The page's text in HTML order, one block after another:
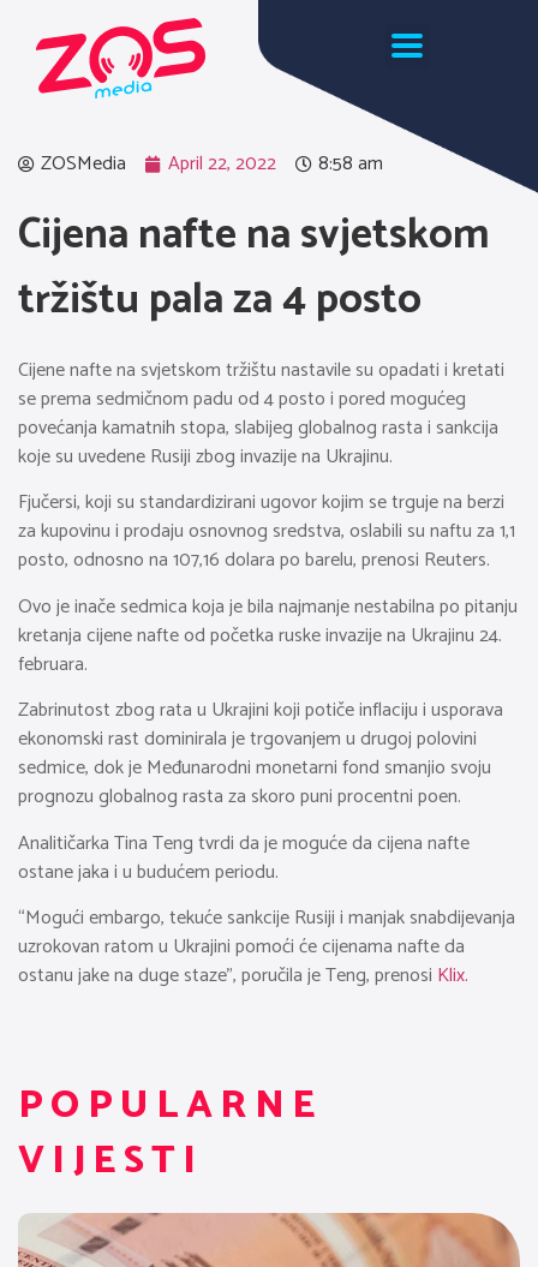
ZOSMedia April 22, 2022 8:58 am
Cijena nafte na svjetskom
tržištu pala za 4 posto
Cijene nafte na svjetskom tržištu nastavile su opadati i kretati
se prema sedmičnom padu od 4 posto i pored mogućeg
povećanja kamatnih stopa, slabijeg globalnog rasta i sankcija
koje su uvedene Rusiji zbog invazije na Ukrajinu.
Fjučersi, koji su standardizirani ugovor kojim se trguje na berzi
za kupovinu i prodaju osnovnog sredstva, oslabili su naftu za 1,1
posto, odnosno na 107,16 dolara po barelu, prenosi Reuters.
Ovo je inače sedmica koja je bila najmanje nestabilna po pitanju
kretanja cijene nafte od početka ruske invazije na Ukrajinu 24.
februara.
Zabrinutost zbog rata u Ukrajini koji potiče inflaciju i usporava
ekonomski rast dominirala je trgovanjem u drugoj polovini
sedmice, dok je Međunarodni monetarni fond smanjio svoju
prognozu globalnog rasta za skoro puni procentni poen.
Analitičarka Tina Teng tvrdi da je moguće da cijena nafte
ostane jaka i u budućem periodu.
“Mogući embargo, tekuće sankcije Rusiji i manjak snabdijevanja
uzrokovan ratom u Ukrajini pomoći će cijenama nafte da
ostanu jake na duge staze”, poručila je Teng, prenosi Klix.
POPULARNE
VIJESTI